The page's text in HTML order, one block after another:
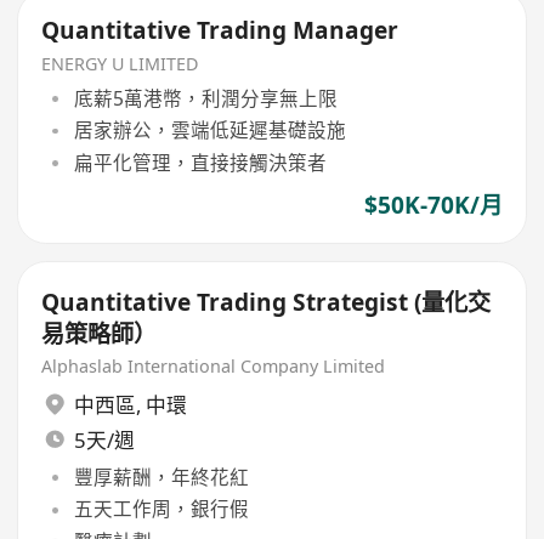
Quantitative Trading Manager
ENERGY U LIMITED
底薪5萬港幣，利潤分享無上限
居家辦公，雲端低延遲基礎設施
扁平化管理，直接接觸決策者
$50K-70K/月
Quantitative Trading Strategist (量化交
易策略師）
Alphaslab International Company Limited
中西區, 中環
5天/週
豐厚薪酬，年終花紅
五天工作周，銀行假